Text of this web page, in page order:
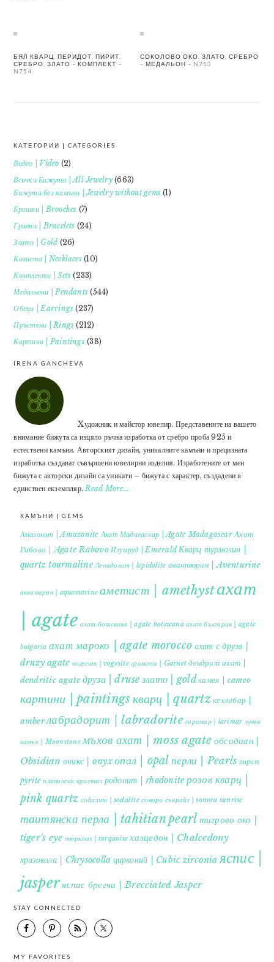
БЯЛ КВАРЦ, ПЕРИДОТ, ПИРИТ,
СРЕБРО, ЗЛАТО – КОМПЛЕКТ –
N754
СОКОЛОВО ОКО, ЗЛАТО, СРЕБРО
– МЕДАЛЬОН – N753
FOOTER
КАТЕГОРИИ | CATEGORIES
Видео | Video (2)
Всички Бижута | All Jewelry(663)
Бижута без камъни | Jewelry without gems (1)
Брошки | Brooches (7)
Гривни | Bracelets (24)
Злато | Gold (26)
Колиета | Necklaces(10)
Комплекти | Sets (233)
Медальони | Pendants (544)
Обеци | Earrings (237)
Пръстени | Rings (212)
Картини | Paintings(38)
IRENA GANCHEVA
Xудожник и майстор ювелир. Представените на вашето
внимание бижута са изцяло ръчна изработка от сребро проба 925 и
естествени камъни. Авторският дизайн, уникалните камъни и прецизната
изработка създават съвършени ювелирни изделия. Изработените от мен
бижута с авторски дизайн са уникати – бижута с характер, създадени в
единствен екземпляр.Read More…
КАМЪНИ | GEMS
Амазонит | Amazonite Ахат Мадагаскар | Agate Madagascar Ахат
Рабово | Agate Rabovo Изумруд | Emerald Кварц турмалин |
quartz tourmaline Лепидолит | lepidolite авантюрин | Aventurine
аквамарин | aquamarine аметист | amethystахат
| agate ахат ботсвана | agate botswana ахат българия | agate
bulgaria ахат мароко | agate morocco ахат с друза |
druzy agate вогесит | vogesite гранати | Garnet дендрит ахат |
dendritic agate друза | druse злато | gold камея | cameo
картини | paintings кварц | quartzкехлибар |
amberлабрадорит | labradorite ларимар | larimar лунен
камък | Moonstone мъхов ахат | moss agate обсидиан |
Obsidian оникс | onyxопал | opal перли | Pearls пирит |
pyrite планински кристал родонит | rhodonite розов кварц |
pink quartz содалит | sodalite сонора сънрайз | sonora sunrise
таитянска перла | tahitian pearl тигрово око |
tiger's eye тюркоаз | turquoise халцедон | Chalcedony
хризокола | Chrysocolla цирконий | Cubic zirconia яспис |
jasperяспис брегча | Brecciated Jasper
STAY CONNECTED
MY FAVORITES